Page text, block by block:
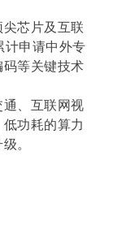
芯片及互联
计申请中外专
等关键技术
、互联网视
功耗的算力
。